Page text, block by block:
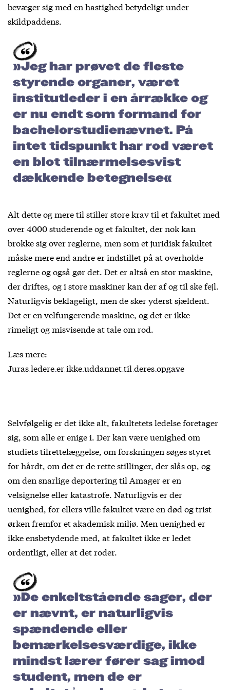
bevæger sig med en hastighed betydeligt under
skildpaddens.
»Jeg har prøvet de fleste
styrende organer, været
institutleder i en årrække og
er nu endt som formand for
bachelorstudienævnet. På
intet tidspunkt har rod været
en blot tilnærmelsesvist
dækkende betegnelse«
Alt dette og mere til stiller store krav til et fakultet med
over 4000 studerende og et fakultet, der nok kan
brokke sig over reglerne, men som et juridisk fakultet
måske mere end andre er indstillet på at overholde
reglerne og også gør det. Det er altså en stor maskine,
der driftes, og i store maskiner kan der af og til ske fejl.
Naturligvis beklageligt, men de sker yderst sjældent.
Det er en velfungerende maskine, og det er ikke
rimeligt og misvisende at tale om rod.
Læs mere:
Juras ledere er ikke uddannet til deres opgave
Selvfølgelig er det ikke alt, fakultetets ledelse foretager
sig, som alle er enige i. Der kan være uenighed om
studiets tilrettelæggelse, om forskningen søges styret
for hårdt, om det er de rette stillinger, der slås op, og
om den snarlige deportering til Amager er en
velsignelse eller katastrofe. Naturligvis er der
uenighed, for ellers ville fakultet være en død og trist
ørken fremfor et akademisk miljø. Men uenighed er
ikke ensbetydende med, at fakultet ikke er ledet
ordentligt, eller at det roder.
»De enkeltstående sager, der
er nævnt, er naturligvis
spændende eller
bemærkelsesværdige, ikke
mindst lærer fører sag imod
student, men de er